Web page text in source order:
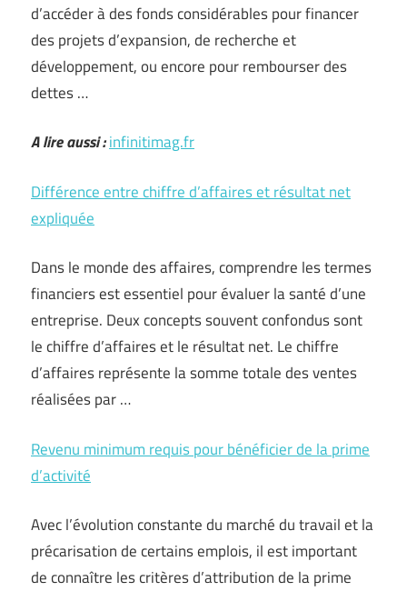
d’accéder à des fonds considérables pour financer
des projets d’expansion, de recherche et
développement, ou encore pour rembourser des
dettes …
A lire aussi :infinitimag.fr
Différence entre chiffre d’affaires et résultat net
expliquée
Dans le monde des affaires, comprendre les termes
financiers est essentiel pour évaluer la santé d’une
entreprise. Deux concepts souvent confondus sont
le chiffre d’affaires et le résultat net. Le chiffre
d’affaires représente la somme totale des ventes
réalisées par …
Revenu minimum requis pour bénéficier de la prime
d’activité
Avec l’évolution constante du marché du travail et la
précarisation de certains emplois, il est important
de connaître les critères d’attribution de la prime